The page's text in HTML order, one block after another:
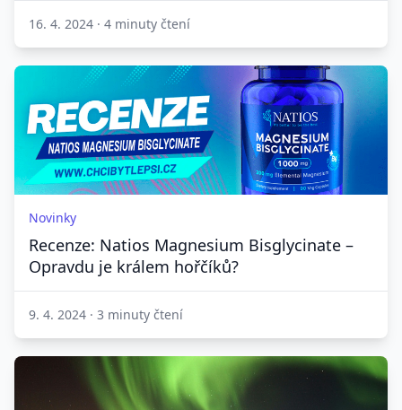
16. 4. 2024 · 4 minuty čtení
Novinky
Recenze: Natios Magnesium Bisglycinate –
Opravdu je králem hořčíků?
9. 4. 2024 · 3 minuty čtení